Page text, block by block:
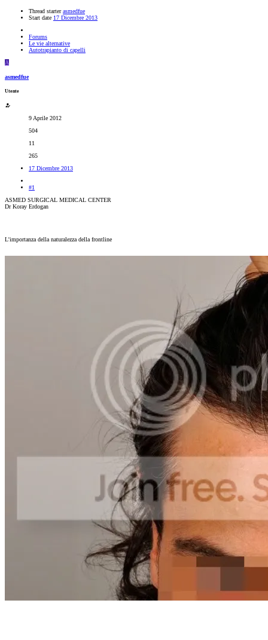
Thread starter asmedfue
Start date 17 Dicembre 2013
Forums
Le vie alternative
Autotrapianto di capelli
A
asmedfue
Utente
9 Aprile 2012
504
11
265
17 Dicembre 2013
#1
ASMED SURGICAL MEDICAL CENTER
Dr Koray Erdogan
L'importanza della naturalezza della frontline